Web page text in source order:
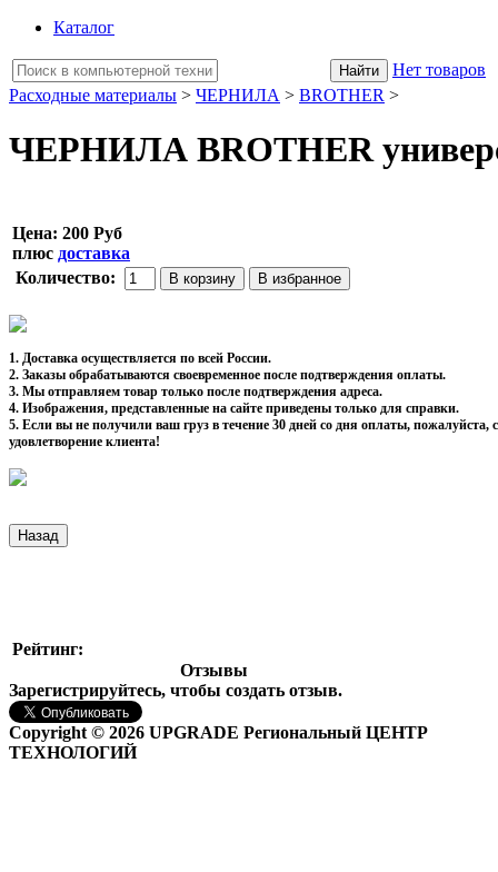
Каталог
Нет товаров
Расходные материалы > ЧЕРНИЛА > BROTHER >
ЧЕРНИЛА BROTHER
Цена: 200 Руб
плюс доставка
Количество:
1. Доставка осуществляется по всей России.
2. Заказы обрабатываются своевременное после подтверждения оплаты.
3. Мы отправляем товар только после подтверждения адреса.
4. Изображения, представленные на сайте приведены только для справки.
5. Если вы не получили ваш груз в течение 30 дней со дня оплаты,
удовлетворение клиента!
Рейтинг:
Отзывы
Зарегистрируйтесь, чтобы создать отзыв.
Copyright © 2026 UPGRADE Региональный ЦЕНТР
ТЕХНОЛОГИЙ